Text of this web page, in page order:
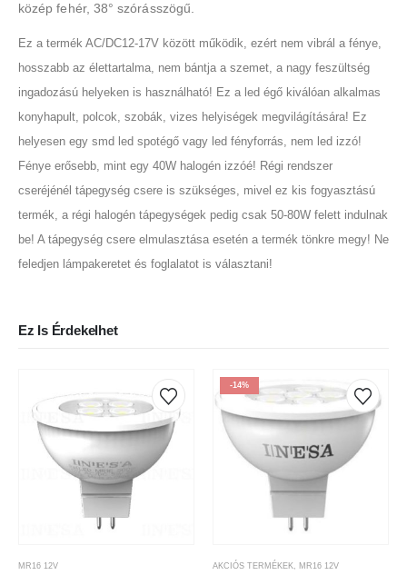
közép fehér, 38° szórásszögű.
Ez a termék AC/DC12-17V között működik, ezért nem vibrál a fénye,
hosszabb az élettartalma, nem bántja a szemet, a nagy feszültség
ingadozású helyeken is használható! Ez a led égő kiválóan alkalmas
konyhapult, polcok, szobák, vizes helyiségek megvilágítására! Ez
helyesen egy smd led spotégő vagy led fényforrás, nem led izzó!
Fénye erősebb, mint egy 40W halogén izzóé! Régi rendszer
cseréjénél tápegység csere is szükséges, mivel ez kis fogyasztású
termék, a régi halogén tápegységek pedig csak 50-80W felett indulnak
be! A tápegység csere elmulasztása esetén a termék tönkre megy! Ne
feledjen lámpakeretet és foglalatot is választani!
Ez Is Érdekelhet
MR16 12V
-14%
AKCIÓS TERMÉKEK, MR16 12V